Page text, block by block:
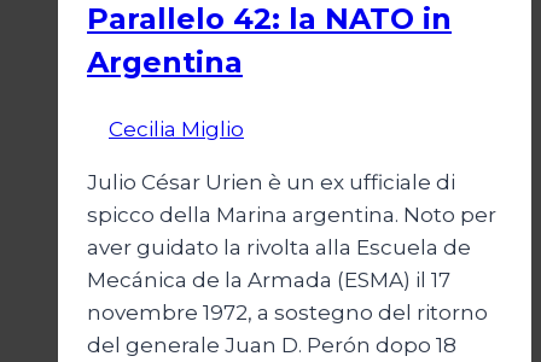
Parallelo 42: la NATO in
Argentina
Cecilia Miglio
Julio César Urien è un ex ufficiale di
spicco della Marina argentina. Noto per
aver guidato la rivolta alla Escuela de
Mecánica de la Armada (ESMA) il 17
novembre 1972, a sostegno del ritorno
del generale Juan D. Perón dopo 18